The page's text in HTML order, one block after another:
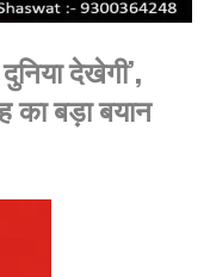
देखेगी’,
का बड़ा बयान